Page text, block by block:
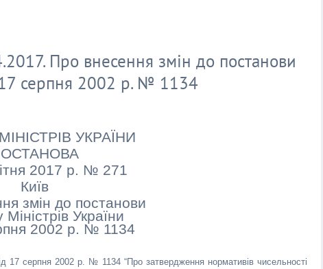
Про внесення змін до постанови
17 серпня 2002 р. № 1134
УКРАЇНИ
2017 р. № 271
Київ
змін до постанови
Міністрів України
2002 р. № 1134
17 серпня 2002 р. № 1134 “Про затвердження нормативів чисельності